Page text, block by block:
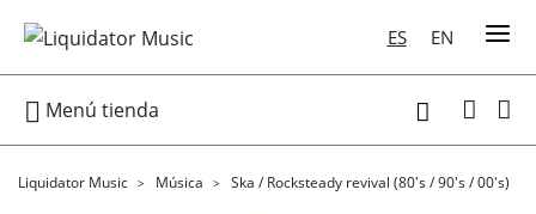
ES EN
 Menú tienda 
Liquidator Music Música Ska / Rocksteady revival (80's / 90's / 00's)